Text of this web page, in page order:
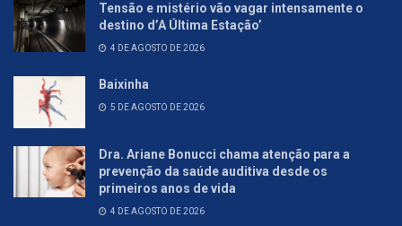
Tensão e mistério vão vagar intensamente o
destino d’A Última Estação’
4 DE AGOSTO DE 2026
Baixinha
5 DE AGOSTO DE 2026
Dra. Ariane Bonucci chama atenção para a
prevenção da saúde auditiva desde os
primeiros anos de vida
4 DE AGOSTO DE 2026